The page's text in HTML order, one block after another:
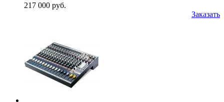
217 000 руб.
Заказать